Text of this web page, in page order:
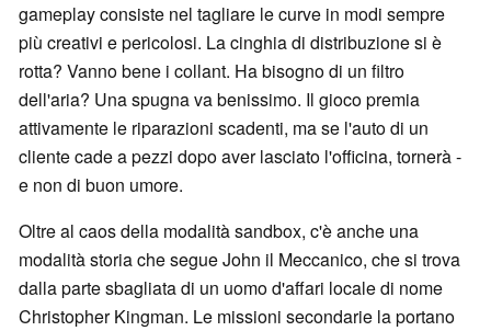
gameplay consiste nel tagliare le curve in modi sempre
più creativi e pericolosi. La cinghia di distribuzione si è
rotta? Vanno bene i collant. Ha bisogno di un filtro
dell'aria? Una spugna va benissimo. Il gioco premia
attivamente le riparazioni scadenti, ma se l'auto di un
cliente cade a pezzi dopo aver lasciato l'officina, tornerà -
e non di buon umore.
Oltre al caos della modalità sandbox, c'è anche una
modalità storia che segue John il Meccanico, che si trova
dalla parte sbagliata di un uomo d'affari locale di nome
Christopher Kingman. Le missioni secondarie la portano